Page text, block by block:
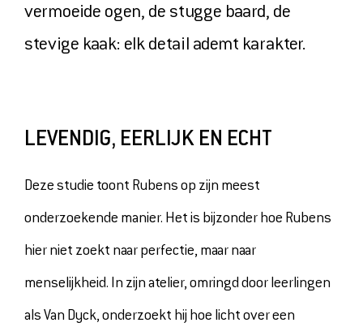
PERS
MUSEUMSHOP
vermoeide ogen, de stugge baard, de
stevige kaak: elk detail ademt karakter.
LEVENDIG, EERLIJK EN ECHT
Deze studie toont Rubens op zijn meest
onderzoekende manier. Het is bijzonder hoe Rubens
hier niet zoekt naar perfectie, maar naar
menselijkheid. In zijn atelier, omringd door leerlingen
als Van Dyck, onderzoekt hij hoe licht over een